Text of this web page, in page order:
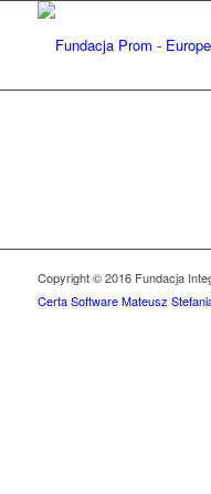
Copyright © 2016 Fundacja
Certa Software Mateusz